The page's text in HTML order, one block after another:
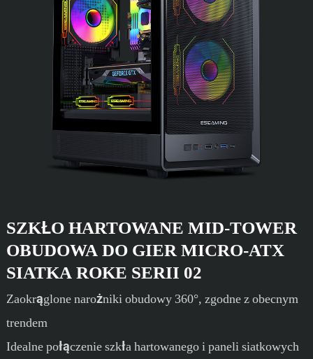
SZKŁO HARTOWANE MID-TOWER
OBUDOWA DO GIER MICRO-ATX
SIATKA ROKE SERII 02
Zaokrąglone narożniki obudowy 360°, zgodne z obecnym
trendem
Idealne połączenie szkła hartowanego i paneli siatkowych